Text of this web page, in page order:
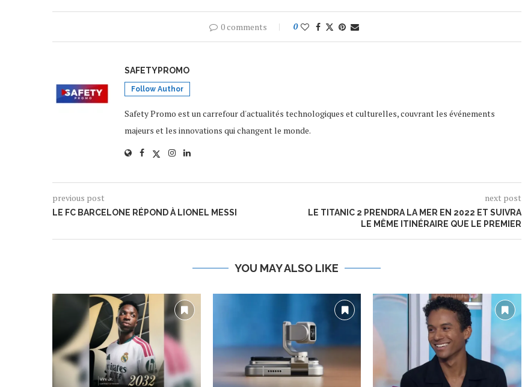
0 comments 0
SAFETYPROMO
Follow Author
Safety Promo est un carrefour d'actualités technologiques et culturelles, couvrant les événements
majeurs et les innovations qui changent le monde.
previous post
LE FC BARCELONE RÉPOND À LIONEL MESSI
next post
LE TITANIC 2 PRENDRA LA MER EN 2022 ET SUIVRA
LE MÊME ITINÉRAIRE QUE LE PREMIER
YOU MAY ALSO LIKE